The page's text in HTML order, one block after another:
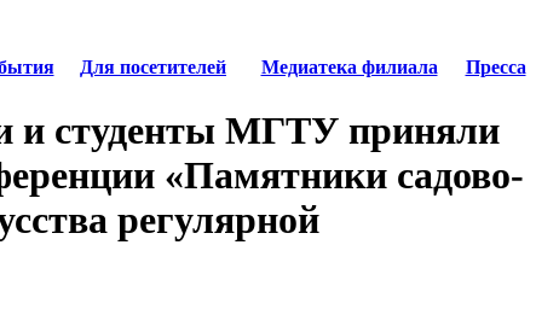
Для посетителей Медиатека филиала Пресса
и студенты МГТУ приняли
«Памятники садово-
регулярной